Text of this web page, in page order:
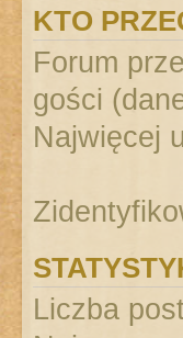
KTO
Forum
gości
Najwięcej
Liczba